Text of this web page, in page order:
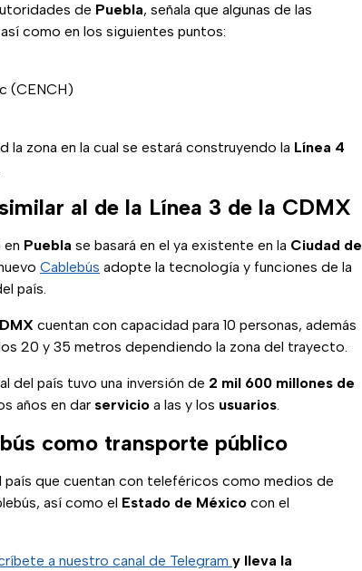
de Puebla, señala que algunas de las
así como en los siguientes puntos:
(CENCH)
zona en la cual se estará construyendo la Línea 4
al de la Línea 3 de la CDMX
en Puebla se basará en el ya existente en la Ciudad de
Cablebús adopte la tecnología y funciones de la
país.
cuentan con capacidad para 10 personas, además
20 y 35 metros dependiendo la zona del trayecto.
del país tuvo una inversión de 2 mil 600 millones de
años en dar servicio a las y los usuarios.
como transporte público
que cuentan con teleféricos como medios de
así como el Estado de México con el
a nuestro canal de Telegram y lleva la